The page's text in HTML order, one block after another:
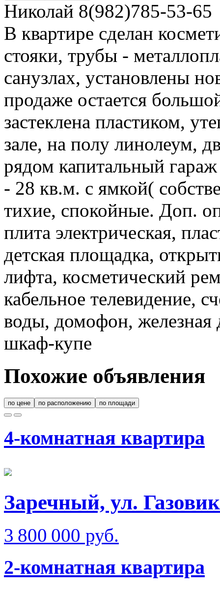
Николай 8(982)785-53-65
В квартире сделан
стояки, трубы -
санузлах, установлены
продаже остается
застеклена пластиком,
зале, на полу линолеум,
рядом капитальный
- 28 кв.м. с ямкой(
тихие, спокойные. Доп.
плита электрическая,
детская площадка,
лифта, косметический
кабельное телевидение,
воды, домофон, железная
шкаф-купе
Похожие объявления
по цене по расположению по площади
4-комнатная квартира
Заречный, ул.
3 800 000 руб.
2-комнатная квартира